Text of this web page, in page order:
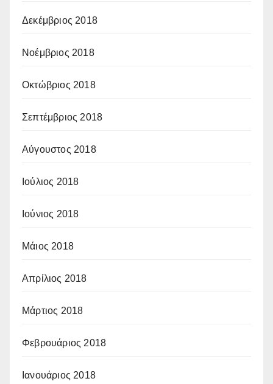
Δεκέμβριος 2018
Νοέμβριος 2018
Οκτώβριος 2018
Σεπτέμβριος 2018
Αύγουστος 2018
Ιούλιος 2018
Ιούνιος 2018
Μάιος 2018
Απρίλιος 2018
Μάρτιος 2018
Φεβρουάριος 2018
Ιανουάριος 2018